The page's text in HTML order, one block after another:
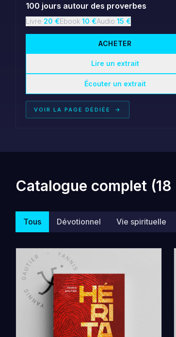
100 jours autour des proverbes
Livre 20 €Ebook 10 €Audio 15 €
ACHETER
Lire un extrait
Écouter un extrait
VOIR LA PAGE DÉDIÉE →
Catalogue complet (18
Tous Dévotionnel Vie spirituelle